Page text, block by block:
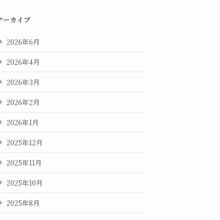
ーカイブ
2026年6月
2026年4月
2026年3月
2026年2月
2026年1月
2025年12月
2025年11月
2025年10月
2025年8月